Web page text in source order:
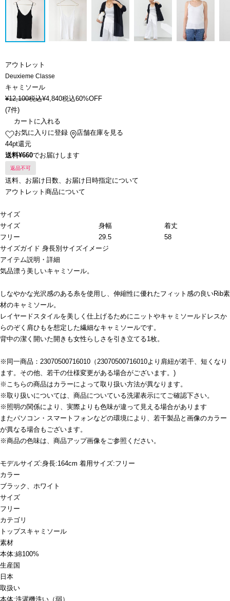
アウトレット
Deuxieme Classe
キャミソール
¥12,100税込¥4,840税込60%OFF
(7件)
カートに入れる
お気に入りに登録
店舗在庫を見る
44pt還元
送料¥660でお届けします
返品不可
送料、お届け日数、お届け日時指定について
アウトレット商品について
サイズ
サイズ
身幅
着丈
フリー
29.5
58
サイズガイド 身長別サイズイメージ
アイテム説明・詳細
気品漂う美しいキャミソール。
しなやかな光沢感のある糸を使用し、伸縮性に優れたフィット感の良いRib素
材のキャミソール。
レイヤードスタイルを美しく仕上げるためにニットやキャミソールドレスか
らのぞく肩ひもを想定した繊細なキャミソールです。
背中の潔く開いた開きも女性らしさを引き立てる1枚。
※同一商品：23070500716010（23070500716010より肩紐が若干、短くなり
ます。その他、若干の仕様変更がある場合がございます。)
※こちらの商品はカラーによって取り扱い方法が異なります。
※取り扱いについては、商品についている洗濯表示にてご確認下さい。
※照明の関係により、実際よりも色味が違って見える場合があります
またパソコン・スマートフォンなどの環境により、若干製品と画像のカラー
が異なる場合もございます。
※商品の色味は、商品アップ画像をご参照ください。
モデルサイズ:身長:164cm 着用サイズ:フリー
カラー
ブラック、ホワイト
サイズ
フリー
カテゴリ
トップスキャミソール
素材
本体:綿100%
生産国
日本
取扱い
本体:洗濯機洗い（弱）